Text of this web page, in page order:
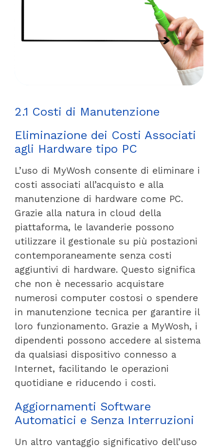
2.1 Costi di Manutenzione
Eliminazione dei Costi Associati
agli Hardware tipo PC
L’uso di MyWosh consente di eliminare i
costi associati all’acquisto e alla
manutenzione di hardware come PC.
Grazie alla natura in cloud della
piattaforma, le lavanderie possono
utilizzare il gestionale su più postazioni
contemporaneamente senza costi
aggiuntivi di hardware. Questo significa
che non è necessario acquistare
numerosi computer costosi o spendere
in manutenzione tecnica per garantire il
loro funzionamento. Grazie a MyWosh, i
dipendenti possono accedere al sistema
da qualsiasi dispositivo connesso a
Internet, facilitando le operazioni
quotidiane e riducendo i costi.
Aggiornamenti Software
Automatici e Senza Interruzioni
Un altro vantaggio significativo dell’uso